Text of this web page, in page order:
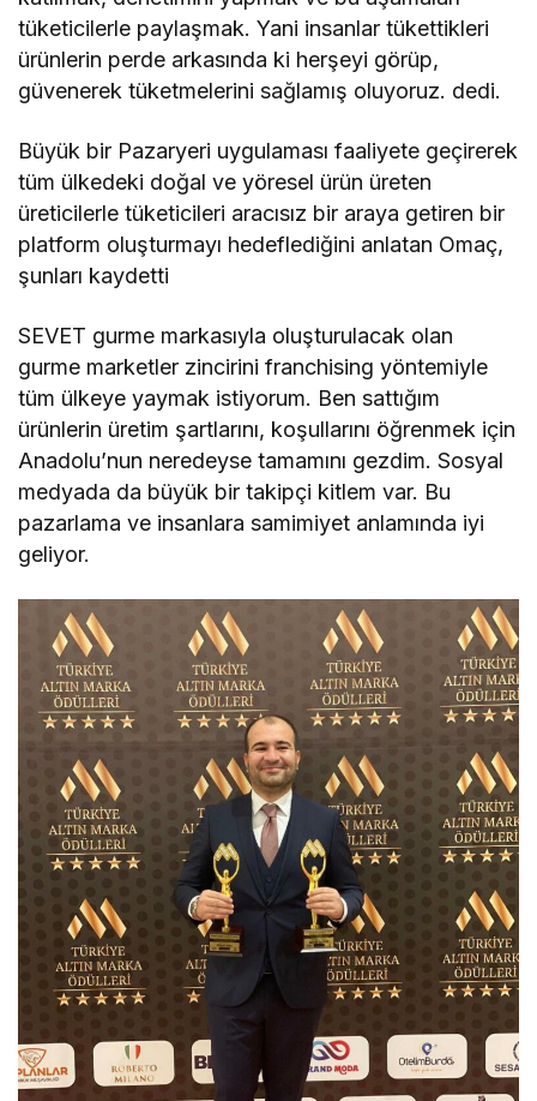
tüketicilerle paylaşmak. Yani insanlar tükettikleri
ürünlerin perde arkasında ki herşeyi görüp,
güvenerek tüketmelerini sağlamış oluyoruz. dedi.
Büyük bir Pazaryeri uygulaması faaliyete geçirerek
tüm ülkedeki doğal ve yöresel ürün üreten
üreticilerle tüketicileri aracısız bir araya getiren bir
platform oluşturmayı hedeflediğini anlatan Omaç,
şunları kaydetti
SEVET gurme markasıyla oluşturulacak olan
gurme marketler zincirini franchising yöntemiyle
tüm ülkeye yaymak istiyorum. Ben sattığım
ürünlerin üretim şartlarını, koşullarını öğrenmek için
Anadolu’nun neredeyse tamamını gezdim. Sosyal
medyada da büyük bir takipçi kitlem var. Bu
pazarlama ve insanlara samimiyet anlamında iyi
geliyor.